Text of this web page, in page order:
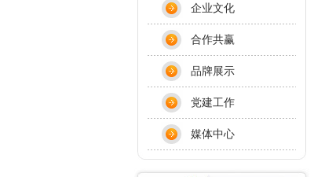
企业文化
合作共赢
品牌展示
党建工作
媒体中心